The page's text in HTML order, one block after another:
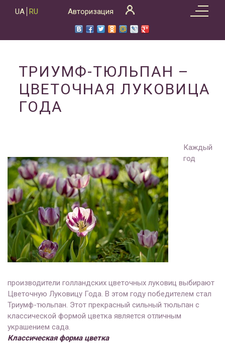
UA RU Авторизация
ТРИУМФ-ТЮЛЬПАН –
ЦВЕТОЧНАЯ ЛУКОВИЦА
ГОДА
Каждый
год
производители голландских цветочных луковиц выбирают
Цветочную Луковицу Года. В этом году победителем стал
Триумф-тюльпан. Этот прекрасный сильный тюльпан с
классической формой цветка является отличным
украшением сада.
Классическая форма цветка